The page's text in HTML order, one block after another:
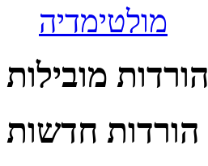
מולטימדיה
הורדות מובילות
הורדות חדשות